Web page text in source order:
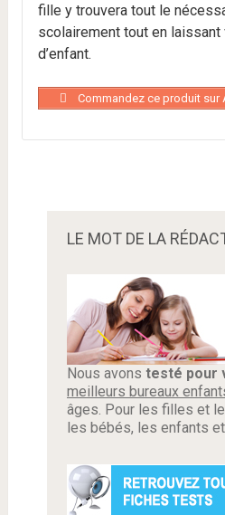
fille y trouvera tout le
scolairement tout en laissant
d’enfant.
Commandez ce produit sur
LE MOT DE LA
Nous avons testé pour
meilleurs bureaux
âges. Pour les filles et
les bébés, les enfants